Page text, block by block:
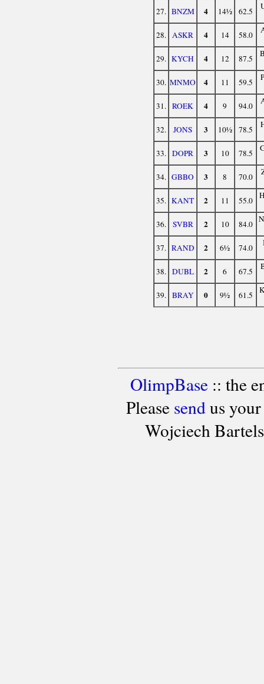
27. BNZM 4 14½ 62.5
28. ASKR 4 14 58.0
29. KYCH 4 12 87.5
30. MNMO 4 11 59.5
31. ROEK 4 9 94.0
32. JONS 3 10½ 78.5
33. DOPR 3 10 78.5
34. GBBO 3 8 70.0
35. KANT 2 11 55.0
36. SVBR 2 10 84.0
37. RAND 2 6½ 74.0
38. DUBL 2 6 67.5
39. BRAY 0 9½ 61.5
OlimpBase:: the
Please sendus your
Wojciech